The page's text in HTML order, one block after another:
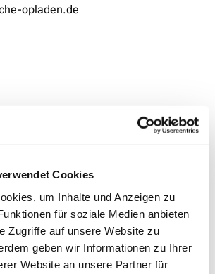
Cookies
um Inhalte und Anzeigen zu
für soziale Medien anbieten
Zugriffe auf unsere Website zu
geben wir Informationen zu Ihrer
Website an unsere Partner für
opladen.de